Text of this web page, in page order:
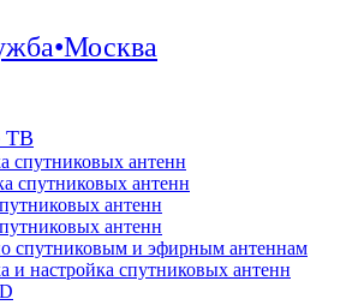
ТВ
спутниковых антенн
спутниковых антенн
антенн
антенн
спутниковым и эфирным антеннам
и настройка спутниковых антенн